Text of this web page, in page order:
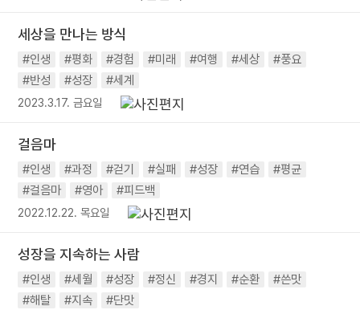
세상을 만나는 방식
#인생 #평화 #경험 #미래 #여행 #세상
#풍요
#반성
#성장 #세계
2023.3.17. 금요일
걸음마
#인생 #과정 #걷기 #실패 #성장 #연습
#평균
#걸음마
#영아 #피드백
2022.12.22. 목요일
성장을 지속하는 사람
#인생 #세월 #성장 #정신 #경지 #순환
#쓴맛
#해탈
#지속 #단맛